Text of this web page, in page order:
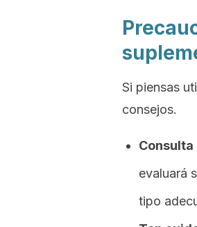
Si piensas
consejos.
evaluará
tipo